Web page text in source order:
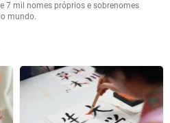
7 mil nomes próprios e sobrenomes
mundo.